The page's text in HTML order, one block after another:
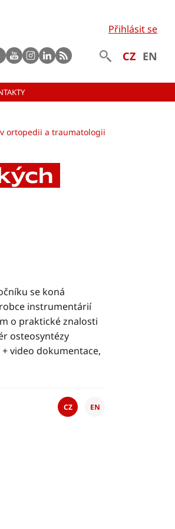
Přihlásit se
CZ EN
Facebook
Youtubeinstagram
LinkedIn
rss
ortopedii a traumatologii
se koná
instrumentárií
o praktické znalosti
osteosyntézy
video dokumentace,
CZ EN